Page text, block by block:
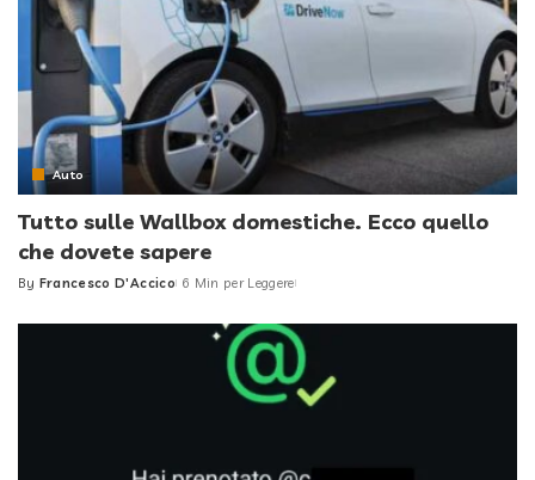
Auto
Tutto sulle Wallbox domestiche. Ecco quello
che dovete sapere
Posted
By Francesco D'Accico 6 Min per Leggere